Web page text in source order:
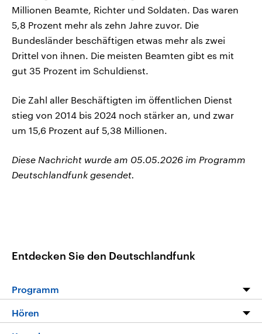
Millionen Beamte, Richter und Soldaten. Das waren
5,8 Prozent mehr als zehn Jahre zuvor. Die
Bundesländer beschäftigen etwas mehr als zwei
Drittel von ihnen. Die meisten Beamten gibt es mit
gut 35 Prozent im Schuldienst.
Die Zahl aller Beschäftigten im öffentlichen Dienst
stieg von 2014 bis 2024 noch stärker an, und zwar
um 15,6 Prozent auf 5,38 Millionen.
Diese Nachricht wurde am 05.05.2026 im Programm
Deutschlandfunk gesendet.
Entdecken Sie den Deutschlandfunk
Programm
Programm
Hören